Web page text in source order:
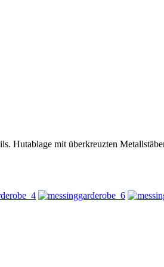
Hutablage mit überkreuzten